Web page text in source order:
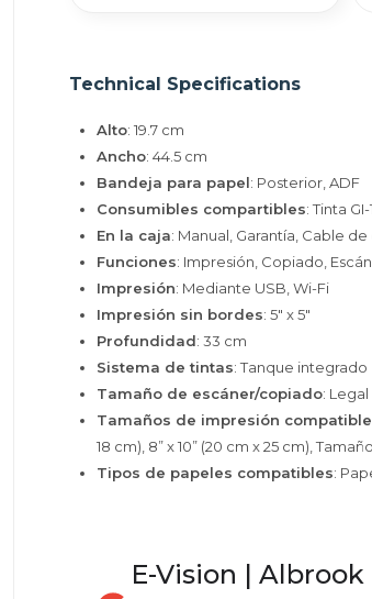
Technical Specifications
Alto: 19.7 cm
Ancho: 44.5 cm
Bandeja para papel: Posterior, ADF
Consumibles compartibles: Tinta
En la caja: Manual, Garantía, Cable
Funciones: Impresión, Copiado,
Impresión: Mediante USB, Wi-Fi
Impresión sin bordes: 5" x 5"
Profundidad: 33 cm
Sistema de tintas: Tanque integrado
Tamaño de escáner/copiado: Legal
Tamaños de impresión
18 cm), 8” x 10” (20 cm x 25 cm),
Tipos de papeles compatibles:
E-Vision | Albrook